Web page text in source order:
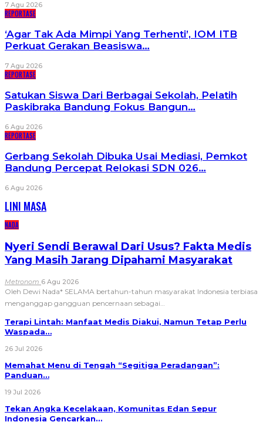
7 Agu 2026
REPORTASE
‘Agar Tak Ada Mimpi Yang Terhenti’, IOM ITB
Perkuat Gerakan Beasiswa…
7 Agu 2026
REPORTASE
Satukan Siswa Dari Berbagai Sekolah, Pelatih
Paskibraka Bandung Fokus Bangun…
6 Agu 2026
REPORTASE
Gerbang Sekolah Dibuka Usai Mediasi, Pemkot
Bandung Percepat Relokasi SDN 026…
6 Agu 2026
LINI MASA
NADA
Nyeri Sendi Berawal Dari Usus? Fakta Medis
Yang Masih Jarang Dipahami Masyarakat
Metronom 6 Agu 2026
Oleh Dewi Nada* SELAMA bertahun-tahun masyarakat Indonesia terbiasa
menganggap gangguan pencernaan sebagai…
Terapi Lintah: Manfaat Medis Diakui, Namun Tetap Perlu
Waspada…
26 Jul 2026
Memahat Menu di Tengah “Segitiga Peradangan”:
Panduan…
19 Jul 2026
Tekan Angka Kecelakaan, Komunitas Edan Sepur
Indonesia Gencarkan…